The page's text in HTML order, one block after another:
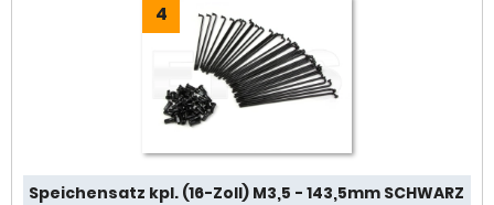
4
Speichensatz kpl. (16-Zoll) M3,5 - 143,5mm SCHWARZ